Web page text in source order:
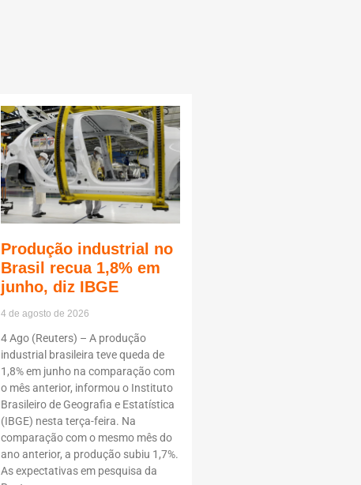
Produção industrial no
Brasil recua 1,8% em
junho, diz IBGE
4 de agosto de 2026
4 Ago (Reuters) – A produção
industrial brasileira teve queda de
1,8% em junho na comparação com
o mês anterior, informou o Instituto
Brasileiro de Geografia e Estatística
(IBGE) nesta terça-feira. Na
comparação com o mesmo mês do
ano anterior, a produção subiu 1,7%.
As expectativas em pesquisa da